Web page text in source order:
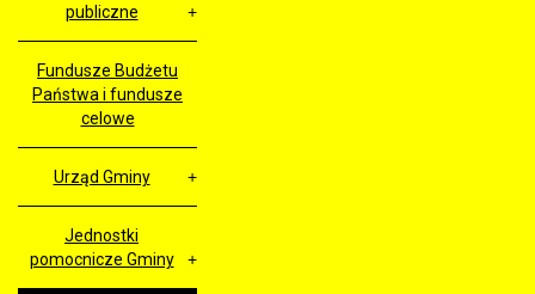
publiczne
Fundusze Budżetu
Państwa i fundusze
celowe
Urząd Gminy
Jednostki
pomocnicze Gminy